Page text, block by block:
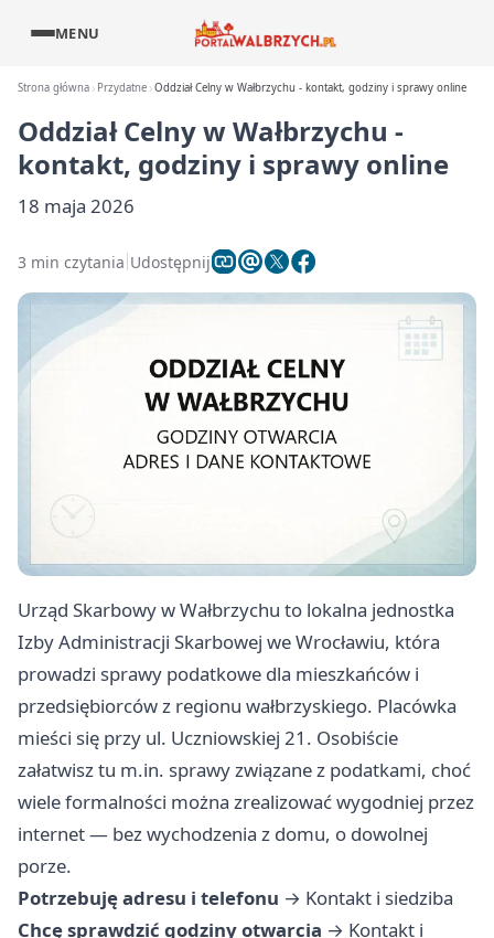
MENU
Strona główna Przydatne Oddział Celny w Wałbrzychu - kontakt, godziny i sprawy online
Oddział Celny w Wałbrzychu -
kontakt, godziny i sprawy online
18 maja 2026
3 min czytania Udostępnij
Urząd Skarbowy w Wałbrzychu to lokalna jednostka
Izby Administracji Skarbowej we Wrocławiu, która
prowadzi sprawy podatkowe dla mieszkańców i
przedsiębiorców z regionu wałbrzyskiego. Placówka
mieści się przy ul. Uczniowskiej 21. Osobiście
załatwisz tu m.in. sprawy związane z podatkami, choć
wiele formalności można zrealizować wygodniej przez
internet — bez wychodzenia z domu, o dowolnej
porze.
Potrzebuję adresu i telefonu → Kontakt i siedziba
Chcę sprawdzić godziny otwarcia → Kontakt i